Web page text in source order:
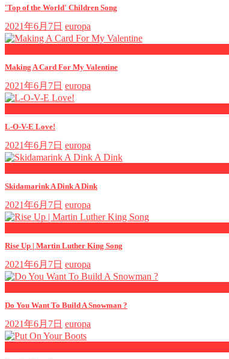
'Top of the World' Children Song
2021年6月7日 europa
Making A Card For My Valentine
2021年6月7日 europa
L-O-V-E Love!
2021年6月7日 europa
Skidamarink A Dink A Dink
2021年6月7日 europa
Rise Up | Martin Luther King Song
2021年6月7日 europa
Do You Want To Build A Snowman ?
2021年6月7日 europa